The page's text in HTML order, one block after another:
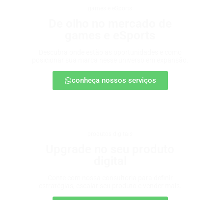
conheça nossos serviços